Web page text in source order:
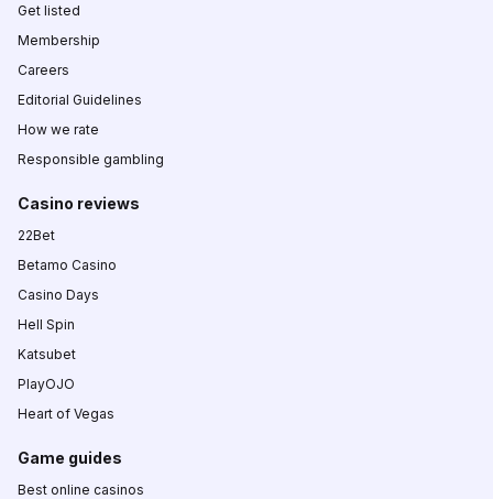
Get listed
Membership
Careers
Editorial Guidelines
How we rate
Responsible gambling
Casino reviews
22Bet
Betamo Casino
Casino Days
Hell Spin
Katsubet
PlayOJO
Heart of Vegas
Game guides
Best online casinos